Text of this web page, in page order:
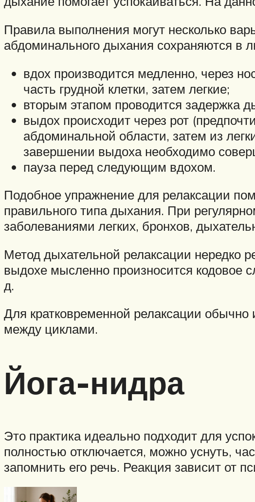
Правила выполнения могут несколько
абдоминального дыхания сохраняются в
вдох производится медленно, через
часть грудной клетки, затем легкие;
вторым этапом проводится задержка
выдох происходит через рот
абдоминальной области, затем из
завершении выдоха необходимо
пауза перед следующим вдохом.
Подобное упражнение для релаксации
правильного типа дыхания. При
заболеваниями легких, бронхов,
Метод дыхательной релаксации нередко
выдохе мысленно произносится кодовое
д.
Для кратковременной релаксации
между циклами.
Йога-нидра
Это практика идеально подходит для
полностью отключается, можно уснуть,
запомнить его речь. Реакция зависит от